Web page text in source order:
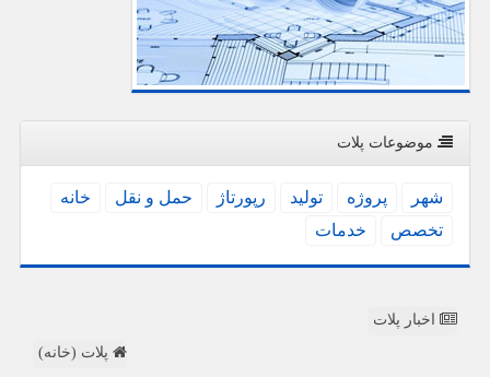
موضوعات پلات
شهر پروژه تولید رپورتاژ حمل و نقل
خانه
تخصص
خدمات
اخبار پلات
پلات (خانه)